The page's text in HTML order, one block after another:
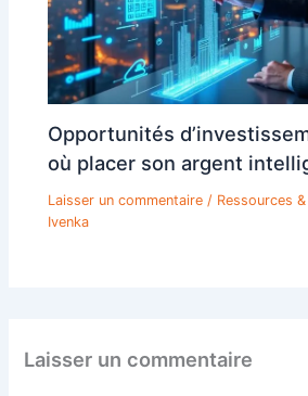
Opportunités
où placer son argent
Laisser un commentaire / Ressources
Ivenka
Laisser un commentaire